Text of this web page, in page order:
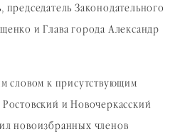
Законодательного
и Глава города Александр
словом к присутствующим
и Новочеркасский
новоизбранных членов